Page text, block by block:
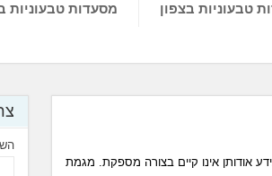
טבעוניות בצפון מסעדות טבעוניות
אינו קיים בצורה מספקת. מגמת